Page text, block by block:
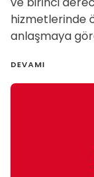
hizmetlerinde
anlaşmaya
DEVAMI